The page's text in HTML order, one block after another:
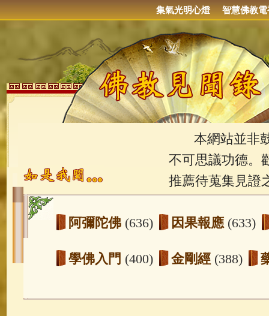
集氣光明心燈 智慧佛教電
本網站並非鼓
不可思議功德。
推薦待蒐集見證
阿彌陀佛 (636) 因果報應 (633)
學佛入門 (400) 金剛經 (388)
玉曆寶鈔(236) 地藏經(225)